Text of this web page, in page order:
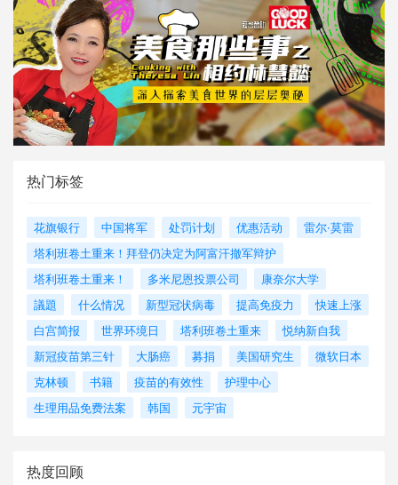
热门标签
花旗银行 中国将军 处罚计划 优惠活动
雷尔·莫雷
塔利班卷土重来！拜登仍决定为阿富汗撤军辩护
塔利班卷土重来！
多米尼恩投票公司
康奈尔大学
議題
什么情况 新型冠状病毒 提高免疫力
快速上涨
白宫简报
世界环境日 塔利班卷土重来
悦纳新自我
新冠疫苗第三针
大肠癌 募捐 美国研究生
微软日本
克林顿
书籍 疫苗的有效性
护理中心
生理用品免费法案
韩国 元宇宙
热度回顾